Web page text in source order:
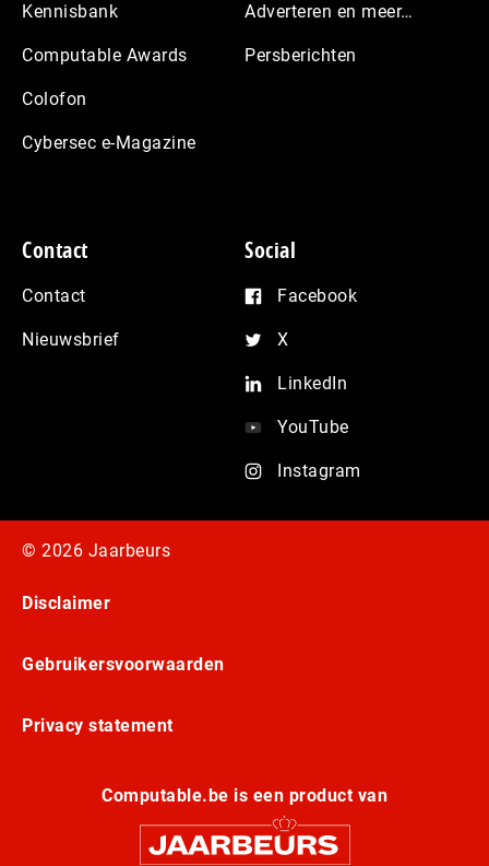
Kennisbank
Computable Awards
Colofon
Cybersec e-Magazine
Adverteren en meer…
Persberichten
Contact
Contact
Nieuwsbrief
Social
Facebook
X
LinkedIn
YouTube
Instagram
© 2026 Jaarbeurs
Disclaimer
Gebruikersvoorwaarden
Privacy statement
Computable.be is een product van